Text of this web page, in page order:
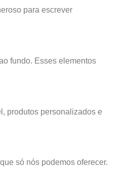
para escrever
fundo. Esses elementos
produtos personalizados e
só nós podemos oferecer.